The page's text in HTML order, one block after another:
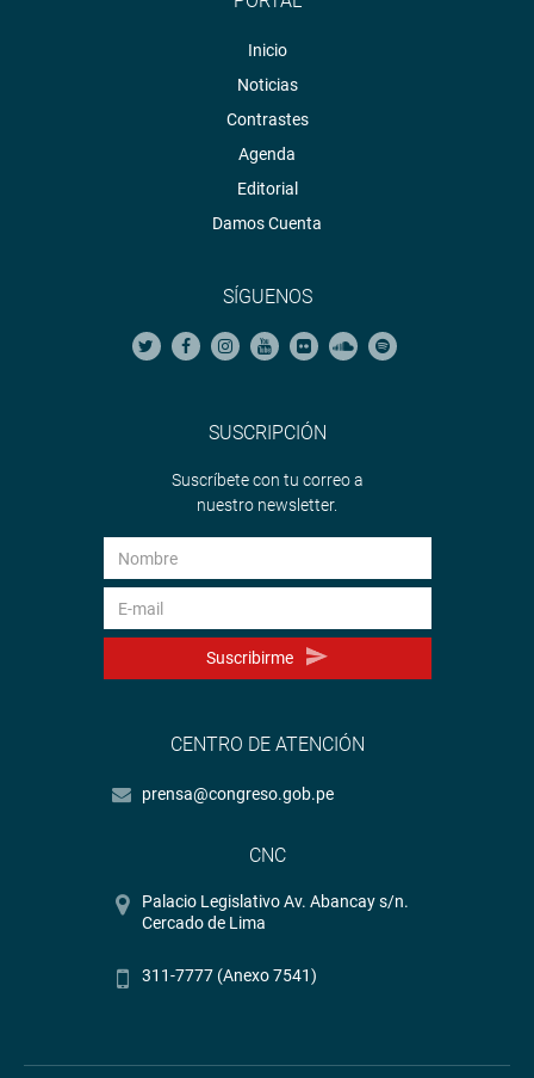
Inicio
Noticias
Contrastes
Agenda
Editorial
Damos Cuenta
SÍGUENOS
SUSCRIPCIÓN
Suscríbete con tu correo a
nuestro newsletter.
Suscribirme
CENTRO DE ATENCIÓN
prensa@congreso.gob.pe
CNC
Palacio Legislativo Av. Abancay s/n.
Cercado de Lima
311-7777 (Anexo 7541)